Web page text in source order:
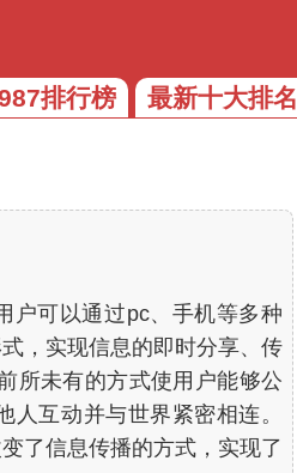
排行榜 最新十大排名
户可以通过pc、手机等多种
，实现信息的即时分享、传
所未有的方式使用户能够公
互动并与世界紧密相连。
了信息传播的方式，实现了